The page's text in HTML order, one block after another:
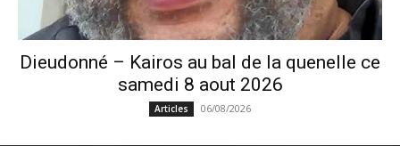
Dieudonné – Kairos au bal de la quenelle ce
samedi 8 aout 2026
Articles 06/08/2026